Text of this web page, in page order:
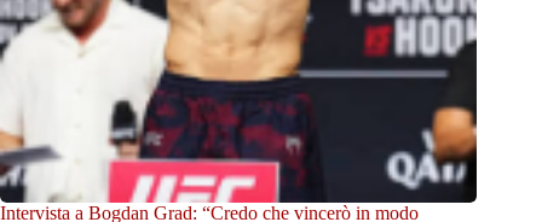
Intervista a Bogdan Grad: “Credo che vincerò in modo